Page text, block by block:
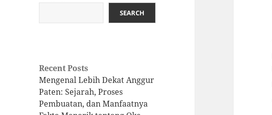
SEARCH
Recent Posts
Mengenal Lebih Dekat Anggur
Paten: Sejarah, Proses
Pembuatan, dan Manfaatnya